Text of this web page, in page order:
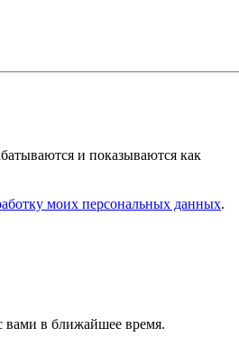
и показываются как
моих персональных данных.
вами в ближайшее время.